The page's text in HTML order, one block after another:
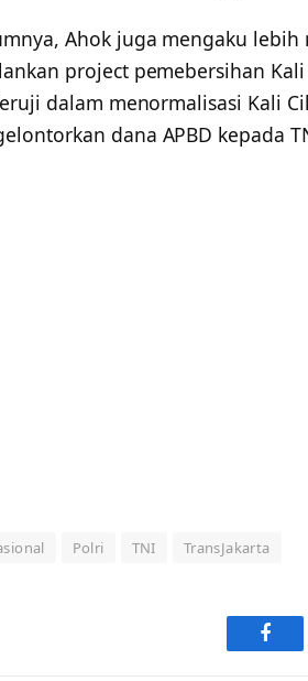
Ahok juga mengaku
project pemebersihan
dalam menormalisasi Kali
dana APBD kepada
Polri TNI TransJakarta